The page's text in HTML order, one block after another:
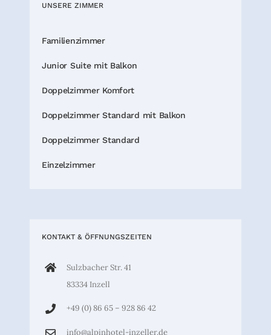
UNSERE ZIMMER
Familienzimmer
Junior Suite mit Balkon
Doppelzimmer Komfort
Doppelzimmer Standard mit Balkon
Doppelzimmer Standard
Einzelzimmer
KONTAKT & ÖFFNUNGSZEITEN
Sulzbacher Str. 41
83334 Inzell
+49 (0) 86 65 – 928 86 42
info@alpinhotel-inzeller.de